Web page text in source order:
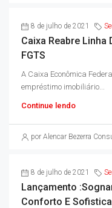
8 de julho de 2021
Caixa Reabre Linha
FGTS
A Caixa Econômica
empréstimo imobiliário...
Continue lendo
por Alencar Bezerra
8 de julho de 2021
Lançamento
Conforto E